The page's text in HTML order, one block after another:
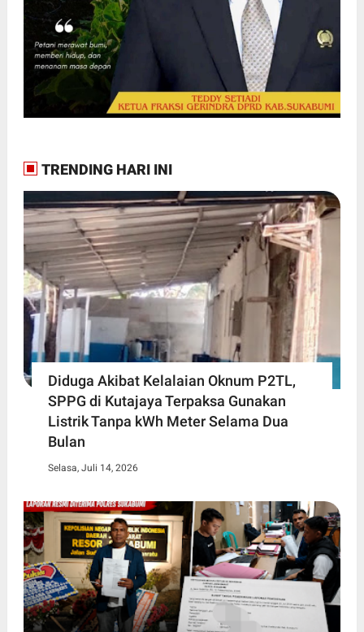
TRENDING HARI INI
Diduga Akibat Kelalaian Oknum P2TL,
SPPG di Kutajaya Terpaksa Gunakan
Listrik Tanpa kWh Meter Selama Dua
Bulan
Selasa, Juli 14, 2026